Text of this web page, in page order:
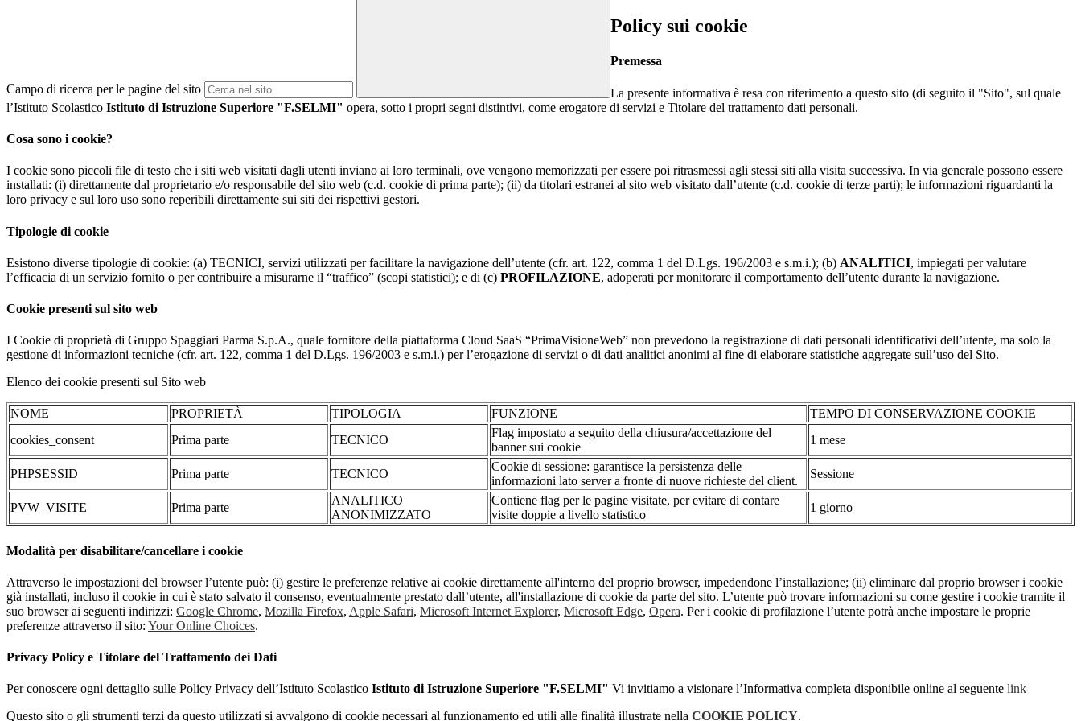
Campo di ricerca per le pagine del sito
Policy sui cookie
Premessa
La presente informativa è resa con riferimento a questo sito (di seguito il "Sito", sul quale
l’Istituto Scolastico Istituto di Istruzione Superiore "F.SELMI" opera, sotto i propri segni distintivi, come erogatore di servizi e Titolare del trattamento dati personali.
Cosa sono i cookie?
I cookie sono piccoli file di testo che i siti web visitati dagli utenti inviano ai loro terminali, ove vengono memorizzati per essere poi ritrasmessi agli stessi siti alla visita successiva. In via generale possono essere
installati: (i) direttamente dal proprietario e/o responsabile del sito web (c.d. cookie di prima parte); (ii) da titolari estranei al sito web visitato dall’utente (c.d. cookie di terze parti); le informazioni riguardanti la
loro privacy e sul loro uso sono reperibili direttamente sui siti dei rispettivi gestori.
Tipologie di cookie
Esistono diverse tipologie di cookie: (a) TECNICI, servizi utilizzati per facilitare la navigazione dell’utente (cfr. art. 122, comma 1 del D.Lgs. 196/2003 e s.m.i.); (b) ANALITICI, impiegati per valutare
l’efficacia di un servizio fornito o per contribuire a misurarne il “traffico” (scopi statistici); e di (c) PROFILAZIONE, adoperati per monitorare il comportamento dell’utente durante la navigazione.
Cookie presenti sul sito web
I Cookie di proprietà di Gruppo Spaggiari Parma S.p.A., quale fornitore della piattaforma Cloud SaaS “PrimaVisioneWeb” non prevedono la registrazione di dati personali identificativi dell’utente, ma solo la
gestione di informazioni tecniche (cfr. art. 122, comma 1 del D.Lgs. 196/2003 e s.m.i.) per l’erogazione di servizi o di dati analitici anonimi al fine di elaborare statistiche aggregate sull’uso del Sito.
Elenco dei cookie presenti sul Sito web
NOME PROPRIETÀ TIPOLOGIA FUNZIONE
TEMPO DI CONSERVAZIONE COOKIE
cookies_consent
Prima parte TECNICO
Flag impostato a seguito della chiusura/accettazione del
banner sui cookie
1 mese
PHPSESSID Prima parte TECNICO
Cookie di sessione: garantisce la persistenza delle
informazioni lato server a fronte di nuove richieste del client.
Sessione
PVW_VISITE Prima parte
ANALITICO
ANONIMIZZATO
Contiene flag per le pagine visitate, per evitare di contare
visite doppie a livello statistico
1 giorno
Modalità per disabilitare/cancellare i cookie
Attraverso le impostazioni del browser l’utente può: (i) gestire le preferenze relative ai cookie direttamente all'interno del proprio browser, impedendone l’installazione; (ii) eliminare dal proprio browser i cookie
già installati, incluso il cookie in cui è stato salvato il consenso, eventualmente prestato dall’utente, all'installazione di cookie da parte del sito. L’utente può trovare informazioni su come gestire i cookie tramite il
suo browser ai seguenti indirizzi: Google Chrome, Mozilla Firefox, Apple Safari, Microsoft Internet Explorer, Microsoft Edge, Opera. Per i cookie di profilazione l’utente potrà anche impostare le proprie
preferenze attraverso il sito: Your Online Choices.
Privacy Policy e Titolare del Trattamento dei Dati
Per conoscere ogni dettaglio sulle Policy Privacy dell’Istituto Scolastico Istituto di Istruzione Superiore "F.SELMI" Vi invitiamo a visionare l’Informativa completa disponibile online al seguente link
Questo sito o gli strumenti terzi da questo utilizzati si avvalgono di cookie necessari al funzionamento ed utili alle finalità illustrate nella COOKIE POLICY.